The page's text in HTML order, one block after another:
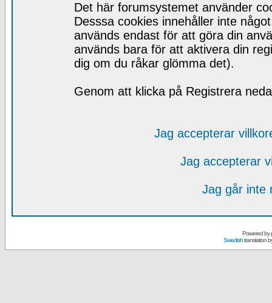
Det här forumsystemet använder
Desssa cookies innehåller inte
används endast för att göra din
används bara för att aktivera din
dig om du råkar glömma det).
Genom att klicka på Registrera
Jag accepterar
Jag accepterar
Jag går inte
Powered by
Swedishtranslation